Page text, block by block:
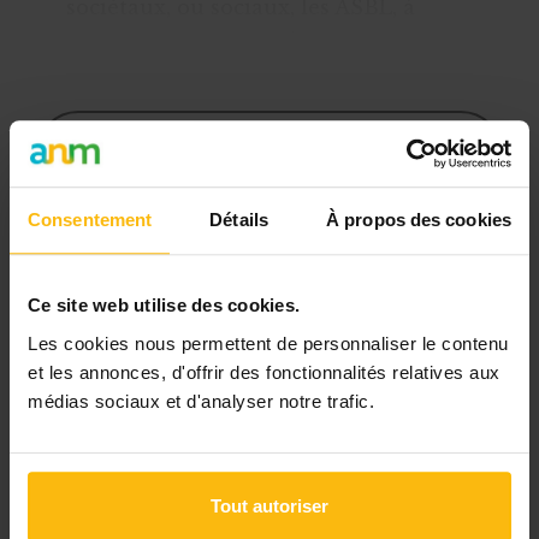
Consentement Détails À propos des cookies
Ce site web utilise des cookies.
Les cookies nous permettent de personnaliser le contenu
et les annonces, d'offrir des fonctionnalités relatives aux
médias sociaux et d'analyser notre trafic.
Tout autoriser
Cet article est réservé aux
abonnés
L’abonnement MonASBL vous donne
pratiques et à une expertise actualisée
pour gérer efficacement votre ASBL.
Avec votre abonnement, vous
l’accès libre à l’ensemble des
contenus du site